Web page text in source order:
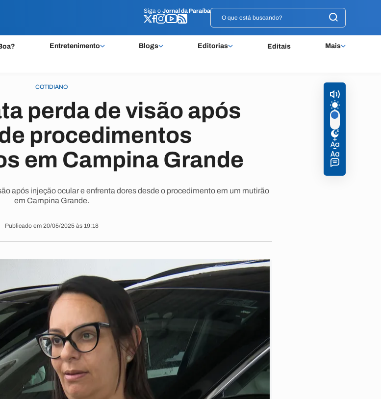
Siga o Jornal da Paraíba
Entretenimento Blogs Editorias Editais Mais
Siga o Jornal da Paraíba
COTIDIANO
perda de visão após
procedimentos
em Campina Grande
após injeção ocular e enfrenta dores desde o procedimento em um mutirão
em Campina Grande.
Publicado em 20/05/2025 às 19:18